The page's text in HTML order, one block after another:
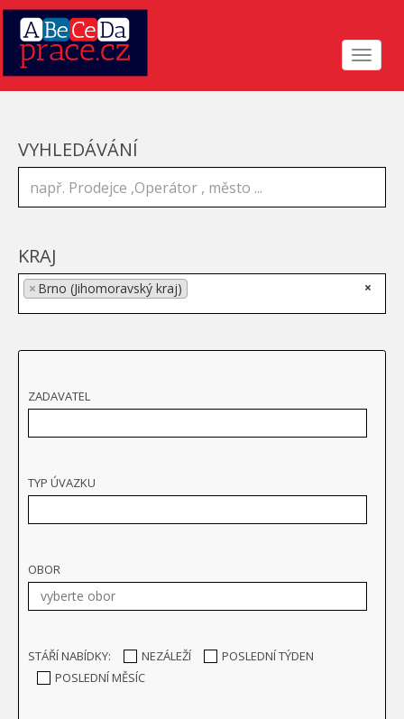
Toggle
VYHLEDÁVÁNÍ
KRAJ
×
× Brno (Jihomoravský kraj)
ZADAVATEL
TYP ÚVAZKU
OBOR
STÁŘÍ NABÍDKY: NEZÁLEŽÍ
POSLEDNÍ TÝDEN
POSLEDNÍ MĚSÍC